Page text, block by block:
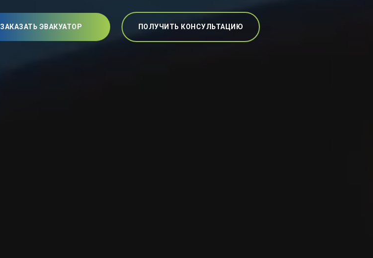
ЗАКАЗАТЬ ЭВАКУАТОР ПОЛУЧИТЬ КОНСУЛЬТАЦИЮ